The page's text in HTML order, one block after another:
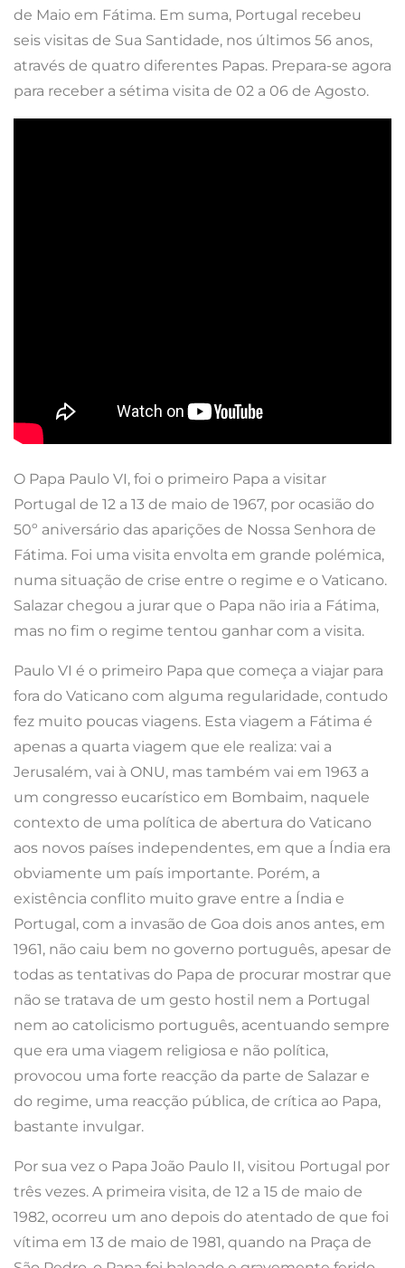
de Maio em Fátima. Em suma, Portugal recebeu
seis visitas de Sua Santidade, nos últimos 56 anos,
através de quatro diferentes Papas. Prepara-se agora
para receber a sétima visita de 02 a 06 de Agosto.
O Papa Paulo VI, foi o primeiro Papa a visitar
Portugal de 12 a 13 de maio de 1967, por ocasião do
50º aniversário das aparições de Nossa Senhora de
Fátima. Foi uma visita envolta em grande polémica,
numa situação de crise entre o regime e o Vaticano.
Salazar chegou a jurar que o Papa não iria a Fátima,
mas no fim o regime tentou ganhar com a visita.
Paulo VI é o primeiro Papa que começa a viajar para
fora do Vaticano com alguma regularidade, contudo
fez muito poucas viagens. Esta viagem a Fátima é
apenas a quarta viagem que ele realiza: vai a
Jerusalém, vai à ONU, mas também vai em 1963 a
um congresso eucarístico em Bombaim, naquele
contexto de uma política de abertura do Vaticano
aos novos países independentes, em que a Índia era
obviamente um país importante. Porém, a
existência conflito muito grave entre a Índia e
Portugal, com a invasão de Goa dois anos antes, em
1961, não caiu bem no governo português, apesar de
todas as tentativas do Papa de procurar mostrar que
não se tratava de um gesto hostil nem a Portugal
nem ao catolicismo português, acentuando sempre
que era uma viagem religiosa e não política,
provocou uma forte reacção da parte de Salazar e
do regime, uma reacção pública, de crítica ao Papa,
bastante invulgar.
Por sua vez o Papa João Paulo II, visitou Portugal por
três vezes. A primeira visita, de 12 a 15 de maio de
1982, ocorreu um ano depois do atentado de que foi
vítima em 13 de maio de 1981, quando na Praça de